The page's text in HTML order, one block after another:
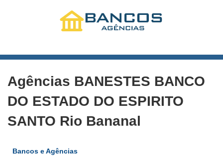
Agências BANESTES BANCO
DO ESTADO DO ESPIRITO
SANTO Rio Bananal
Bancos e Agências